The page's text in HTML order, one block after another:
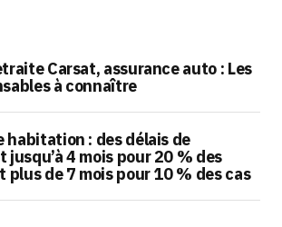
Carsat, assurance auto : Les
à connaître
habitation : des délais de
4 mois pour 20 % des
plus de 7 mois pour 10 % des cas